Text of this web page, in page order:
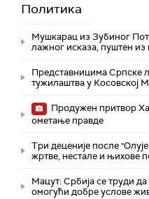
Политика
Мушкарац из Зубиног
лажног исказа, пуштен из
Представницима Српске
тужилаштва у Косовској
Продужен притвор
ометање правде
Три деценије после
жртве, нестале и њихове
Мацут: Србија се труди
омогући добре услове